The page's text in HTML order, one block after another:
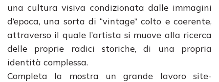
una cultura visiva condizionata dalle immagini
d’epoca, una sorta di “vintage” colto e coerente,
attraverso il quale l’artista si muove alla ricerca
delle proprie radici storiche, di una propria
identità complessa.
Completa la mostra un grande lavoro site-